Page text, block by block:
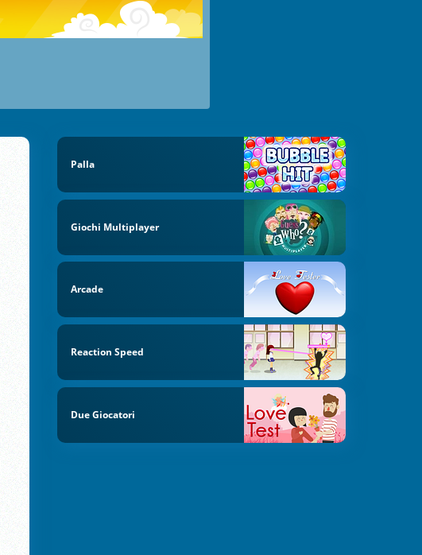
Palla
Giochi Multiplayer
Arcade
Reaction Speed
Due Giocatori